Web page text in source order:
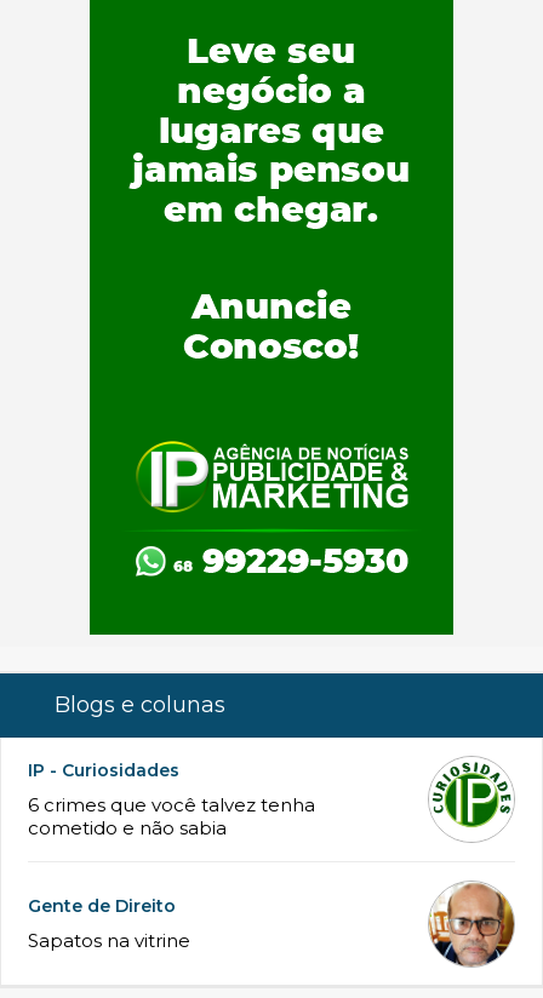
Blogs e colunas
IP - Curiosidades
6 crimes que você talvez tenha
cometido e não sabia
Gente de Direito
Sapatos na vitrine